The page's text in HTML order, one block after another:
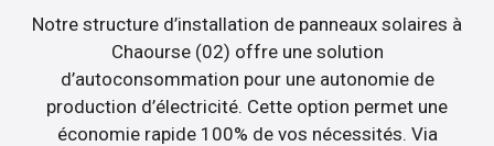
Notre structure d’installation de panneaux solaires à
Chaourse (02) offre une solution
d’autoconsommation pour une autonomie de
production d’électricité. Cette option permet une
économie rapide 100% de vos nécessités. Via